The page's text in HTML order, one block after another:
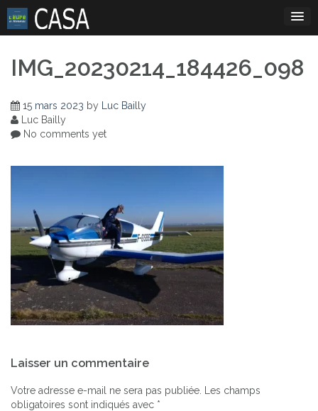
Skip
content
IMG_20230214_184426_098
15 mars 2023 by Luc Bailly
Luc Bailly
No comments yet
de
l’article
Laisser un commentaire
Votre adresse e-mail ne sera pas publiée. Les champs
obligatoires sont indiqués avec *